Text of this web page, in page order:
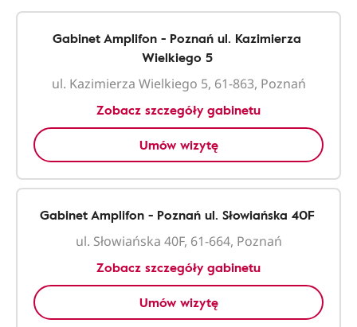
Gabinet Amplifon - Poznań ul. Kazimierza
Wielkiego 5
ul. Kazimierza Wielkiego 5, 61-863, Poznań
Zobacz szczegóły gabinetu
Umów wizytę
Gabinet Amplifon - Poznań ul. Słowiańska 40F
ul. Słowiańska 40F, 61-664, Poznań
Zobacz szczegóły gabinetu
Umów wizytę